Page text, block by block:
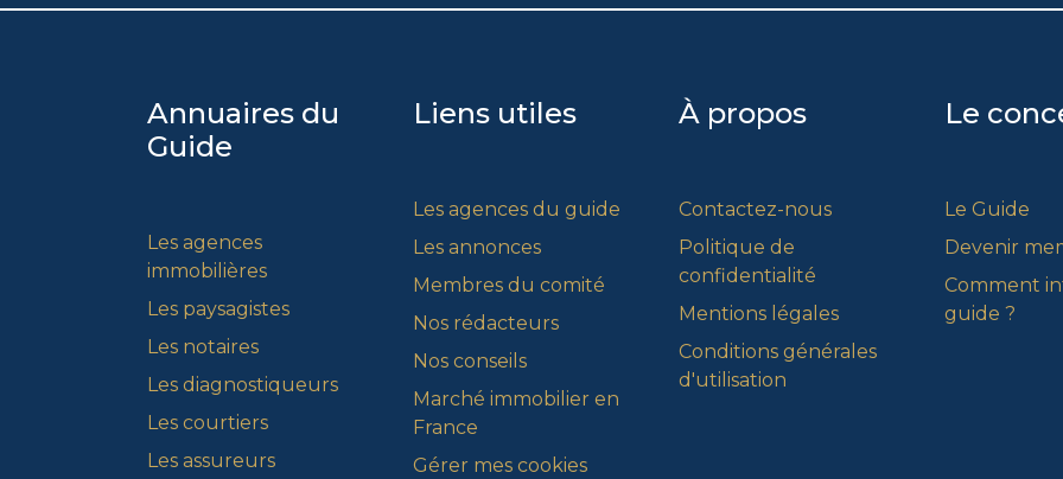
Annuaires du
Guide
Les agences
immobilières
Les paysagistes
Les notaires
Les diagnostiqueurs
Les courtiers
Les assureurs
Liens utiles
Les agences du guide
Les annonces
Membres du comité
Nos rédacteurs
Nos conseils
Marché immobilier en
France
Gérer mes cookies
À propos
Contactez-nous
Politique de
confidentialité
Mentions légales
Conditions générales
d'utilisation
Le
Le Guide
Devenir
Comment
guide ?